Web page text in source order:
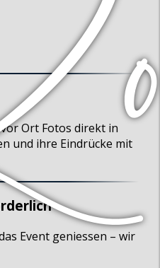
Ort Fotos direkt in
und ihre Eindrücke mit
Event geniessen – wir